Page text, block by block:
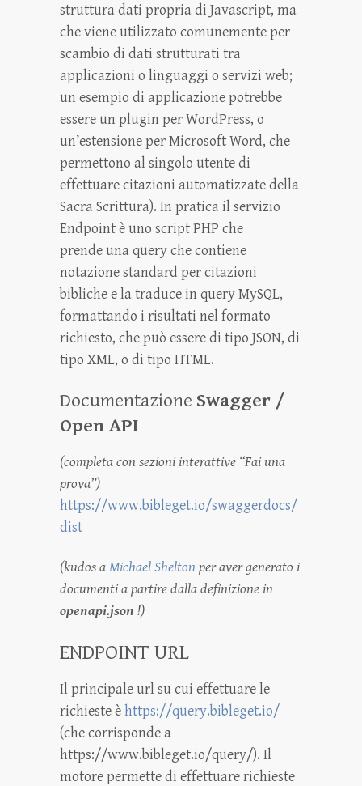
struttura dati propria di Javascript, ma
che viene utilizzato comunemente per
scambio di dati strutturati tra
applicazioni o linguaggi o servizi web;
un esempio di applicazione potrebbe
essere un plugin per WordPress, o
un’estensione per Microsoft Word, che
permettono al singolo utente di
effettuare citazioni automatizzate della
Sacra Scrittura). In pratica il servizio
Endpoint è uno script PHP che
prende una query che contiene
notazione standard per citazioni
bibliche e la traduce in query MySQL,
formattando i risultati nel formato
richiesto, che può essere di tipo JSON, di
tipo XML, o di tipo HTML.
Documentazione Swagger /
Open API
(completa con sezioni interattive “Fai una
prova”)
https://www.bibleget.io/swaggerdocs/
dist
(kudos aMichael Shelton per aver generato i
documenti a partire dalla definizione in
openapi.json !)
ENDPOINT URL
Il principale url su cui effettuare le
richieste èhttps://query.bibleget.io/
(che corrisponde a
https://www.bibleget.io/query/). Il
motore permette di effettuare richieste